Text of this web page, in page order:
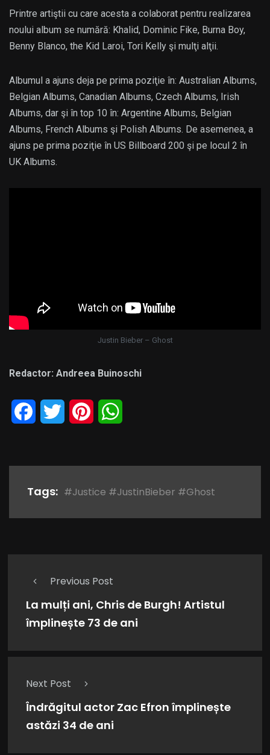
Printre artiştii cu care acesta a colaborat pentru realizarea
noului album se numără: Khalid, Dominic Fike, Burna Boy,
Benny Blanco, the Kid Laroi, Tori Kelly şi mulţi alţii.
Albumul a ajuns deja pe prima poziţie în: Australian Albums,
Belgian Albums, Canadian Albums, Czech Albums, Irish
Albums, dar şi în top 10 în: Argentine Albums, Belgian
Albums, French Albums şi Polish Albums. De asemenea, a
ajuns pe prima poziţie în US Billboard 200 şi pe locul 2 în
UK Albums.
Justin Bieber – Ghost
Redactor: Andreea Buinoschi
Facebook
Twitter Pinterest
Tags: #Justice #JustinBieber #Ghost
Previous Post
La mulți ani, Chris de Burgh! Artistul
împlinește 73 de ani
Next Post
Îndrăgitul actor Zac Efron împlinește
astăzi 34 de ani